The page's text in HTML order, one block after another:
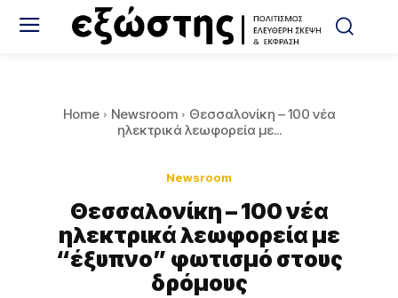
Home Newsroom
Θεσσαλονίκη – 100 νέα
ηλεκτρικά λεωφορεία με...
Newsroom
Θεσσαλονίκη – 100 νέα
ηλεκτρικά λεωφορεία με
“έξυπνο” φωτισμό στους
δρόμους